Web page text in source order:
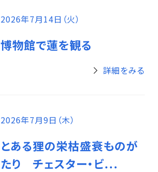
2026年7月14日（火）
博物館で蓮を観る
詳細をみる
2026年7月9日（木）
とある狸の栄枯盛衰ものが
たり チェスター・ビ...